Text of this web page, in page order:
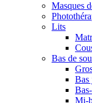
Masques
Lits
Bas de
Bas
Mi-